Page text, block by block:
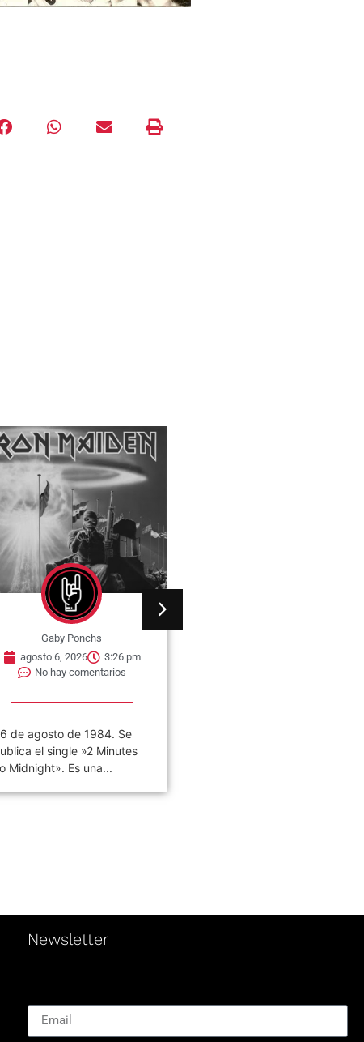
Gaby Ponchs
agosto 6, 2026
3:26 pm
No hay comentarios
de agosto de 1984. Se
el single »2 Minutes
Midnight». Es una...
Newsletter